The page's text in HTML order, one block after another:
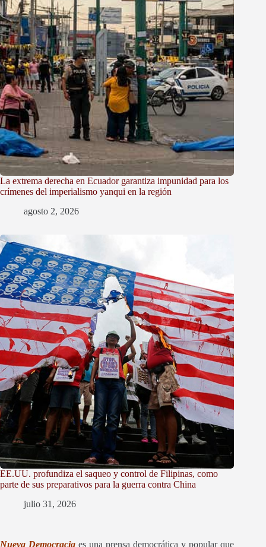
La extrema derecha en Ecuador garantiza impunidad para los
crímenes del imperialismo yanqui en la región
agosto 2, 2026
EE.UU. profundiza el saqueo y control de Filipinas, como
parte de sus preparativos para la guerra contra China
julio 31, 2026
Nueva Democracia es una prensa democrática y popular que